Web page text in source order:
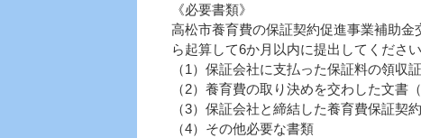
《必要書類》
高松市養育費の保証契約促進事業補助
ら起算して6か月以内に提出してください
（1）保証会社に支払った保証料の領収
（2）養育費の取り決めを交わした文書
（3）保証会社と締結した養育費保証契
（4）その他必要な書類